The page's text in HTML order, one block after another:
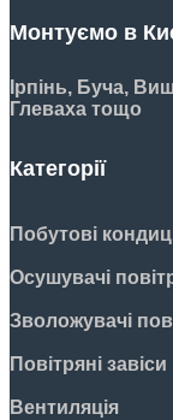
Монтуємо в
Ірпінь, Буча,
Глеваха тощо
Категорії
Побутові
Осушувачі
Зволожувачі
Повітряні завіси
Вентиляція